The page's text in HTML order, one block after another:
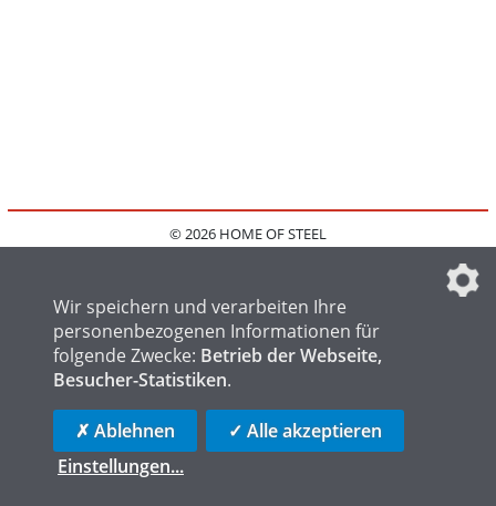
© 2026 HOME OF STEEL
IMPRESSUM
FAQ
DATENSCHUTZEINSTELLUNGEN
HOME OF LOGISTICS
Wir speichern und verarbeiten Ihre
personenbezogenen Informationen für
folgende Zwecke: Betrieb der Webseite,
Besucher-Statistiken.
✗ Ablehnen
✓ Alle akzeptieren
Einstellungen...